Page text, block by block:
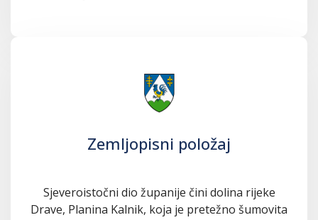
Zemljopisni položaj
Sjeveroistočni dio županije čini dolina rijeke
Drave, Planina Kalnik, koja je pretežno šumovita